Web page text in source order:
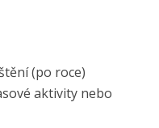
(po roce)
aktivity nebo